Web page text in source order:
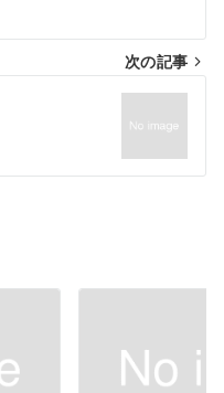
次の記事